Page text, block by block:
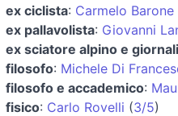
ex ciclista: Carmelo Barone
ex pallavolista: Giovanni
ex sciatore alpino e
filosofo: Michele Di
filosofo e accademico:
fisico: Carlo Rovelli (3/5)